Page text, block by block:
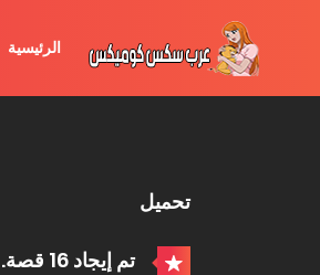
الرئيسية
تحميل
تم إيجاد 16 قصة.